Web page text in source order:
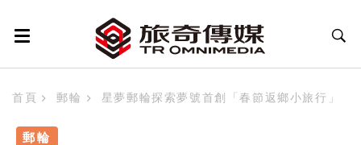
首頁 郵輪 星夢郵輪探索夢號首創「春節返鄉小旅行」
郵輪